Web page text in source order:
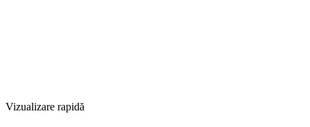
Vizualizare rapidă